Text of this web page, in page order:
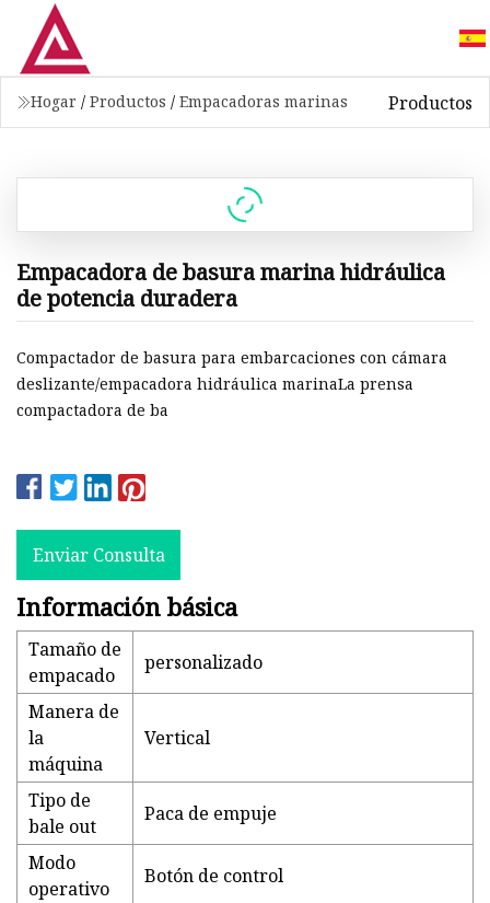
Hogar / Productos / Empacadoras marinas Productos
Empacadora de basura marina hidráulica
de potencia duradera
Compactador de basura para embarcaciones con cámara
deslizante/empacadora hidráulica marinaLa prensa
compactadora de ba
Enviar Consulta
Información básica
Tamaño de
empacado
personalizado
Manera de
la
máquina
Vertical
Tipo de
bale out
Paca de empuje
Modo
operativo
Botón de control